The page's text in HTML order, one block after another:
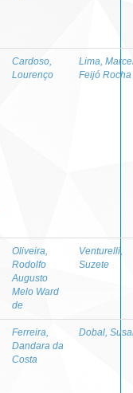
Cardoso,
Lourenço
Lima,
Feijó Rocha
Oliveira,
Rodolfo
Augusto
Melo Ward
de
Venturelli,
Suzete
Ferreira,
Dandara da
Costa
Dobal,